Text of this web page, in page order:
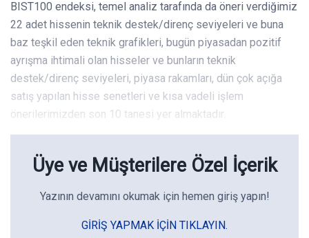
BIST100 endeksi, temel analiz tarafında da öneri verdiğimiz
22 adet hissenin teknik destek/direnç seviyeleri ve buna
baz teşkil eden teknik grafikleri, bugün piyasadan pozitif
ayrışma ihtimali olan hisseler ve bunların teknik
destek/direnç seviyeleri, piyasa rakamları, dün çok açığa
satış yapılan hisse senetleri ve kısa vadeli işlem
önerilerimizden son 10 tanesi yer almaktadır.
Üye ve Müşterilere Özel İçerik
Yazının devamını okumak için hemen giriş yapın!
GIRIŞ YAPMAK IÇIN TIKLAYIN.